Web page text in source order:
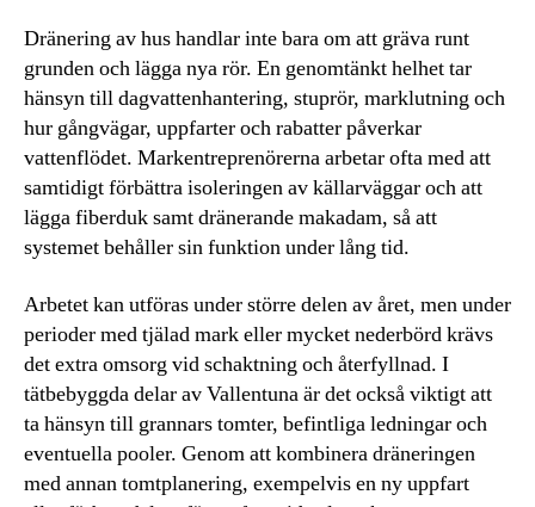
Dränering av hus handlar inte bara om att gräva runt
grunden och lägga nya rör. En genomtänkt helhet tar
hänsyn till dagvattenhantering, stuprör, marklutning och
hur gångvägar, uppfarter och rabatter påverkar
vattenflödet. Markentreprenörerna arbetar ofta med att
samtidigt förbättra isoleringen av källarväggar och att
lägga fiberduk samt dränerande makadam, så att
systemet behåller sin funktion under lång tid.
Arbetet kan utföras under större delen av året, men under
perioder med tjälad mark eller mycket nederbörd krävs
det extra omsorg vid schaktning och återfyllnad. I
tätbebyggda delar av Vallentuna är det också viktigt att
ta hänsyn till grannars tomter, befintliga ledningar och
eventuella pooler. Genom att kombinera dräneringen
med annan tomtplanering, exempelvis en ny uppfart